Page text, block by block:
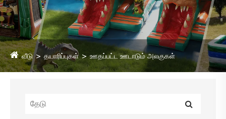
வீடு தயாரிப்புகள் ஊதப்பட்ட ஊடாடும் அலகுகள்